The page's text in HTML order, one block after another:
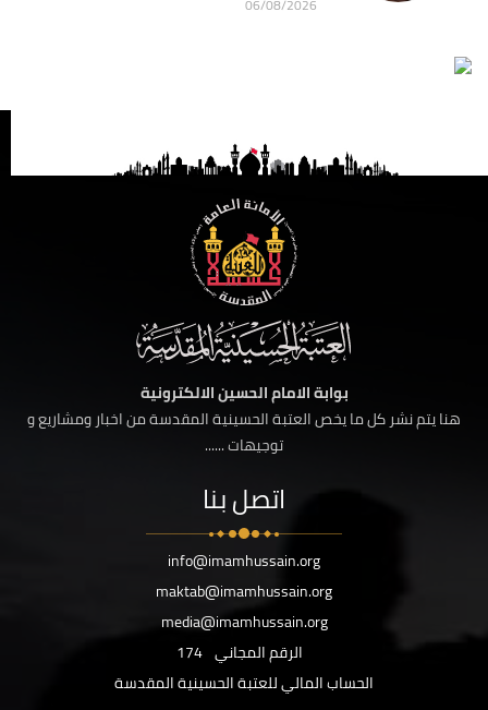
بوابة الامام الحسين الالكترونية
هنا يتم نشر كل ما يخص العتبة الحسينية المقدسة من اخبار ومشاريع و
توجيهات ......
اتصل بنا
info@imamhussain.org
maktab@imamhussain.org
media@imamhussain.org
الرقم المجاني 174
الحساب المالي للعتبة الحسينية المقدسة